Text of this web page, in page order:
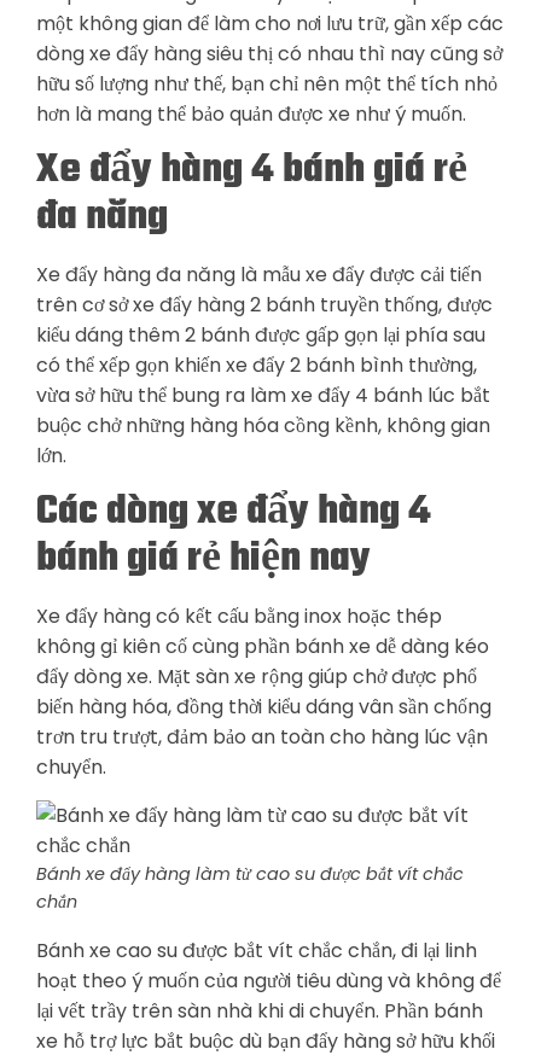
một không gian để làm cho nơi lưu trữ, gần xếp các
dòng xe đẩy hàng siêu thị có nhau thì nay cũng sở
hữu số lượng như thế, bạn chỉ nên một thể tích nhỏ
hơn là mang thể bảo quản được xe như ý muốn.
Xe đẩy hàng 4 bánh giá rẻ
đa năng
Xe đẩy hàng đa năng là mẫu xe đẩy được cải tiến
trên cơ sở xe đẩy hàng 2 bánh truyền thống, được
kiểu dáng thêm 2 bánh được gấp gọn lại phía sau
có thể xếp gọn khiến xe đẩy 2 bánh bình thường,
vừa sở hữu thể bung ra làm xe đẩy 4 bánh lúc bắt
buộc chở những hàng hóa cồng kềnh, không gian
lớn.
Các dòng xe đẩy hàng 4
bánh giá rẻ hiện nay
Xe đẩy hàng có kết cấu bằng inox hoặc thép
không gỉ kiên cố cùng phần bánh xe dễ dàng kéo
đẩy dòng xe. Mặt sàn xe rộng giúp chở được phổ
biến hàng hóa, đồng thời kiểu dáng vân sần chống
trơn tru trượt, đảm bảo an toàn cho hàng lúc vận
chuyển.
Bánh xe đẩy hàng làm từ cao su được bắt vít chắc
chắn
Bánh xe cao su được bắt vít chắc chắn, đi lại linh
hoạt theo ý muốn của người tiêu dùng và không để
lại vết trầy trên sàn nhà khi di chuyển. Phần bánh
xe hỗ trợ lực bắt buộc dù bạn đẩy hàng sở hữu khối